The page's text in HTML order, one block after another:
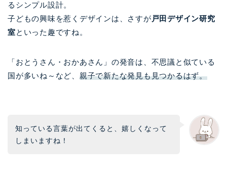
るシンプル設計。
子どもの興味を惹くデザインは、さすが 戸田デザイン研究
室といった趣ですね。
「おとうさん・おかあさん」の発音は、不思議と似ている
国が多いね～など、 親子で新たな発見も見つかるはず。
知っている言葉が出てくると、嬉しくなって
しまいますね！